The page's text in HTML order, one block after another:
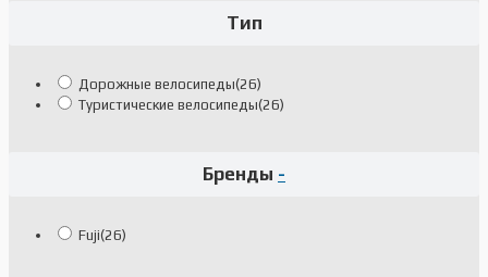
Тип
Дорожные велосипеды(26)
Туристические велосипеды(26)
Бренды -
Fuji(26)